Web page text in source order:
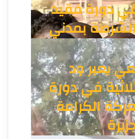
دورة فقيد
بمدني
يعبر ود
في دورة
الكرامة